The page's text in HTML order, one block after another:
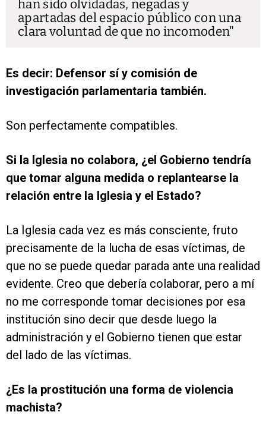
han sido olvidadas, negadas y
apartadas del espacio público con una
clara voluntad de que no incomoden
Es decir: Defensor sí y comisión de
investigación parlamentaria también.
Son perfectamente compatibles.
Si la Iglesia no colabora, ¿el Gobierno tendría
que tomar alguna medida o replantearse la
relación entre la Iglesia y el Estado?
La Iglesia cada vez es más consciente, fruto
precisamente de la lucha de esas víctimas, de
que no se puede quedar parada ante una realidad
evidente. Creo que debería colaborar, pero a mí
no me corresponde tomar decisiones por esa
institución sino decir que desde luego la
administración y el Gobierno tienen que estar
del lado de las víctimas.
¿Es la prostitución una forma de violencia
machista?